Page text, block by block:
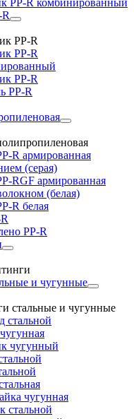
РР-R комбинированный
PP-R
РР-R
РР-R
PP-R
R армированная
(серая)
RGF армированная
(белая)
R белая
PP-R
и чугунные
стальные и чугунные
стальной
чугунный
чугунная
стальной